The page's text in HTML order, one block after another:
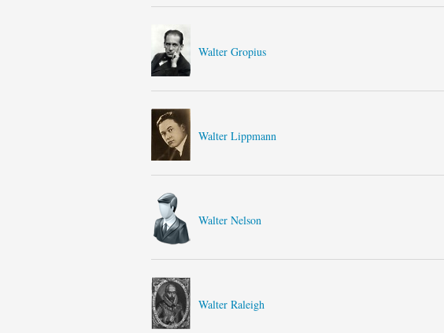
Walter Gropius
Walter Lippmann
Walter Nelson
Walter Raleigh